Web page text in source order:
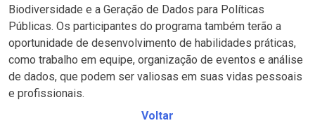
Biodiversidade e a Geração de Dados para Políticas
Públicas. Os participantes do programa também terão a
oportunidade de desenvolvimento de habilidades práticas,
como trabalho em equipe, organização de eventos e análise
de dados, que podem ser valiosas em suas vidas pessoais
e profissionais.
Voltar